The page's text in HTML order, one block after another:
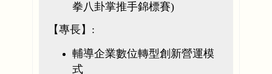
拳八卦掌推手錦標賽)
【專長】:
輔導企業數位轉型創新營運模
式